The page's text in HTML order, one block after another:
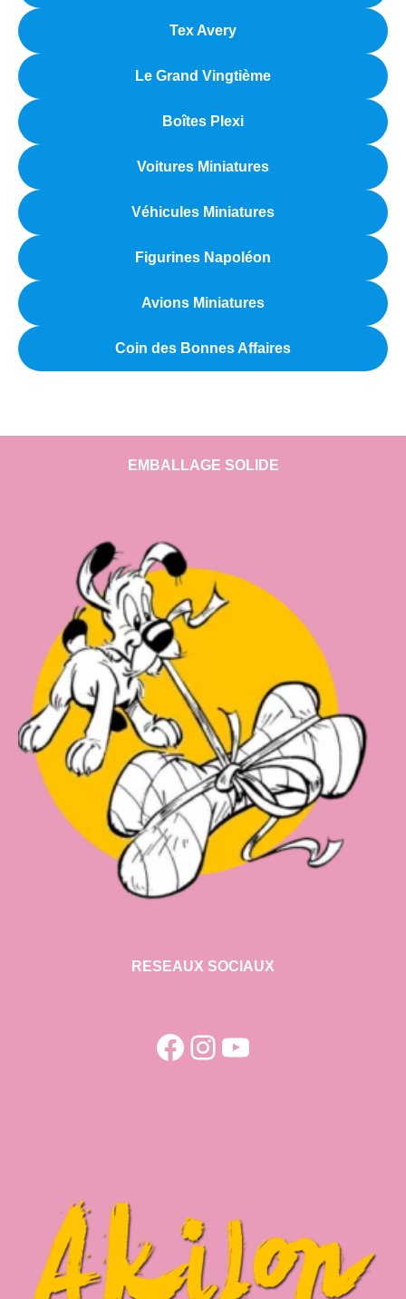
Tex Avery
Le Grand Vingtième
Boîtes Plexi
Voitures Miniatures
Véhicules Miniatures
Figurines Napoléon
Avions Miniatures
Coin des Bonnes Affaires
EMBALLAGE SOLIDE
RESEAUX SOCIAUX
Facebook
Instagram
YouTube